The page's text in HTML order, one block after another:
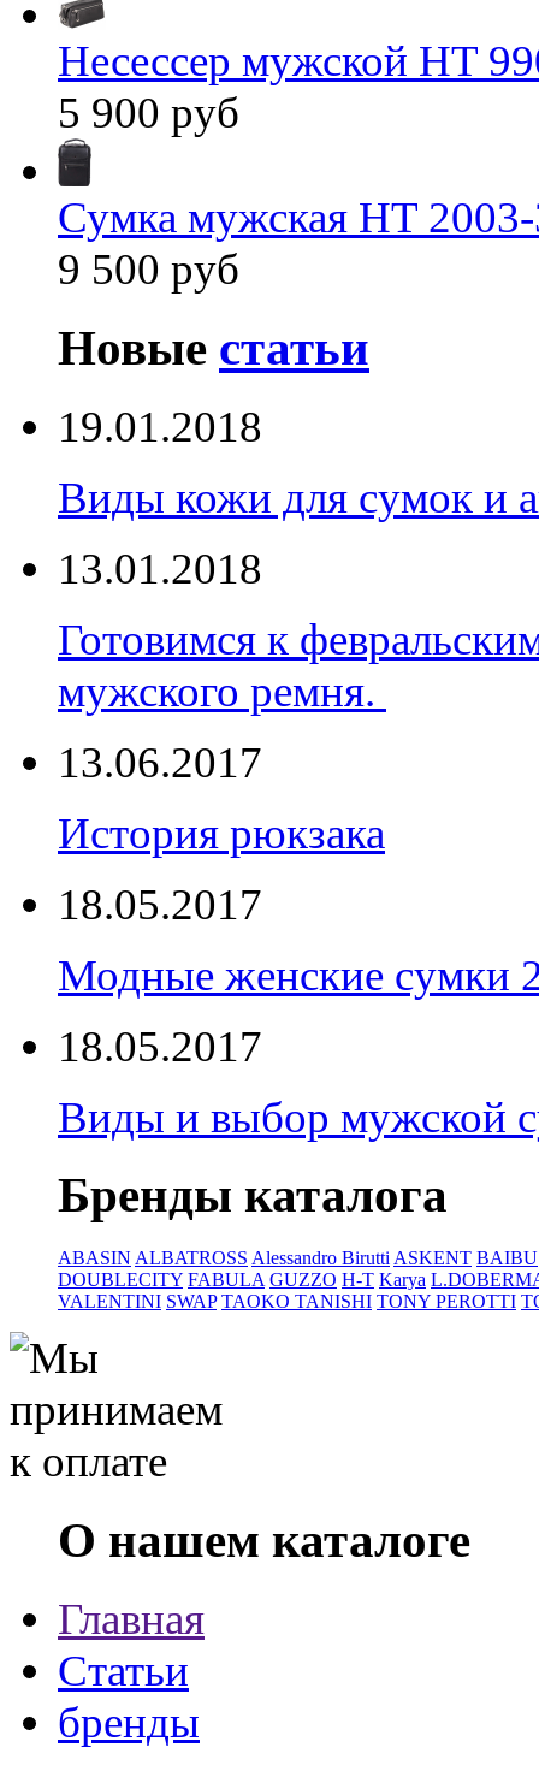
Несессер мужской HT
5 900 руб
Сумка мужская HT
9 500 руб
Новые статьи
19.01.2018
Виды кожи для сумок и
13.01.2018
Готовимся к
мужского ремня.
13.06.2017
История рюкзака
18.05.2017
Модные женские сумки
18.05.2017
Виды и выбор мужской
Бренды каталога
ABASIN ALBATROSS Alessandro Birutti ASKENT BAIBU
DOUBLECITY FABULA GUZZO H-T Karya
VALENTINI SWAP TAOKO TANISHI TONY PEROTTI
О нашем каталоге
Главная
Статьи
бренды